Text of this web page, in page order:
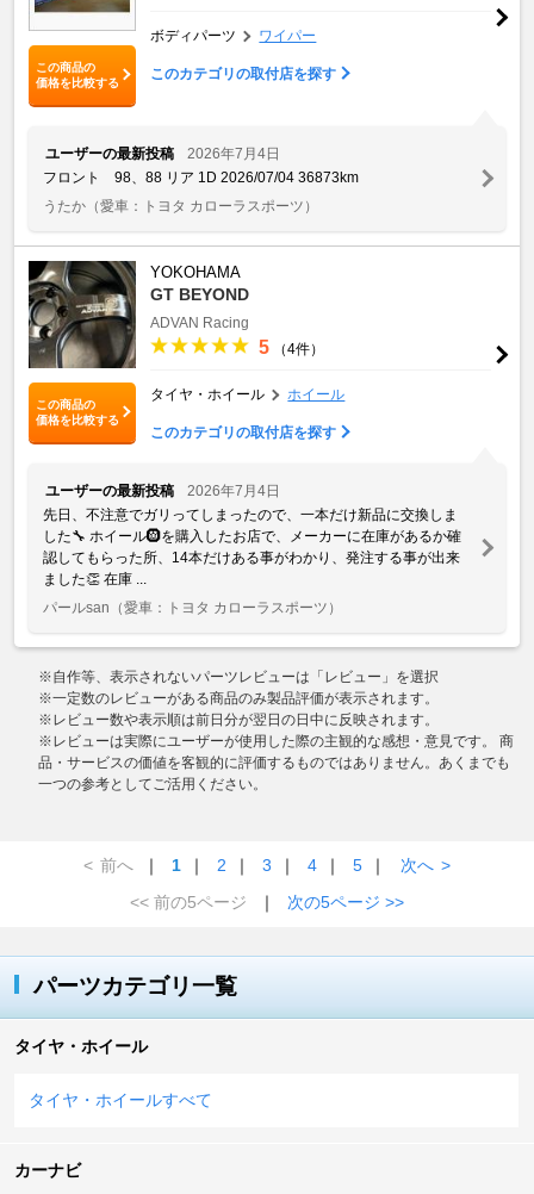
この商品の
価格を比較する
ボディパーツ ワイパー
このカテゴリの取付店を探す
ユーザーの最新投稿
2026年7月4日
フロント 98、88 リア 1D 2026/07/04 36873km
うたか （愛車：トヨタ カローラスポーツ）
この商品の
価格を比較する
YOKOHAMA
GT BEYOND
ADVAN Racing
5 （4件）
タイヤ・ホイール ホイール
このカテゴリの取付店を探す
ユーザーの最新投稿
2026年7月4日
先日、不注意でガリってしまったので、一本だけ新品に交換しま
した🔧 ホイール🛞を購入したお店で、メーカーに在庫があるか確
認してもらった所、14本だけある事がわかり、発注する事が出来
ました👏 在庫 ...
パールsan （愛車：トヨタ カローラスポーツ）
※自作等、表示されないパーツレビューは「レビュー」を選択
※一定数のレビューがある商品のみ製品評価が表示されます。
※レビュー数や表示順は前日分が翌日の日中に反映されます。
※レビューは実際にユーザーが使用した際の主観的な感想・意見です。 商
品・サービスの価値を客観的に評価するものではありません。あくまでも
一つの参考としてご活用ください。
< 前へ ｜ 1 ｜ 2 ｜ 3 ｜ 4 ｜ 5 ｜ 次へ >
<< 前の5ページ
｜ 次の5ページ >>
パーツカテゴリ一覧
タイヤ・ホイール
タイヤ・ホイールすべて
カーナビ